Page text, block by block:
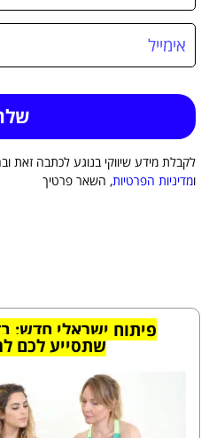
לקבלת מידע שיווקי בנוגע לכתבה זאת
ומדיניות הפרטיות, השאר פרטיך
פיתוח ישראלי חדש:
שתסייע לכם